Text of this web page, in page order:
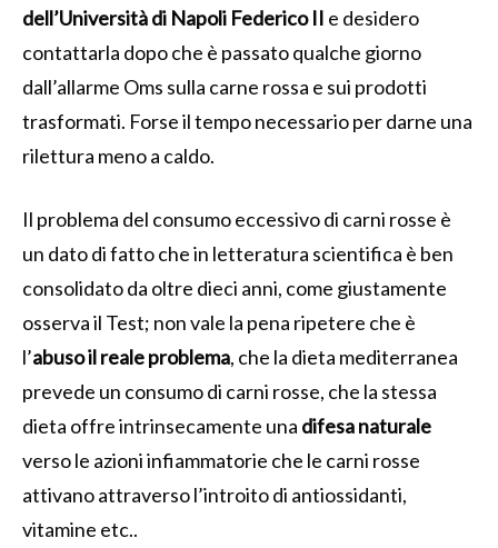
dell’Università di Napoli Federico II e desidero
contattarla dopo che è passato qualche giorno
dall’allarme Oms sulla carne rossa e sui prodotti
trasformati. Forse il tempo necessario per darne una
rilettura meno a caldo.
Il problema del consumo eccessivo di carni rosse è
un dato di fatto che in letteratura scientifica è ben
consolidato da oltre dieci anni, come giustamente
osserva il Test; non vale la pena ripetere che è
l’abuso il reale problema, che la dieta mediterranea
prevede un consumo di carni rosse, che la stessa
dieta offre intrinsecamente una difesa naturale
verso le azioni infiammatorie che le carni rosse
attivano attraverso l’introito di antiossidanti,
vitamine etc..